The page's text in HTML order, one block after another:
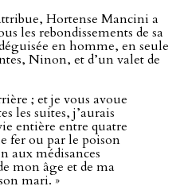
Hortense Mancini a
les rebondissements de sa
en homme, en seule
Ninon, et d’un valet de
; et je vous avoue
les suites, j’aurais
entière entre quatre
fer ou par le poison
aux médisances
mon âge et de ma
mari. »